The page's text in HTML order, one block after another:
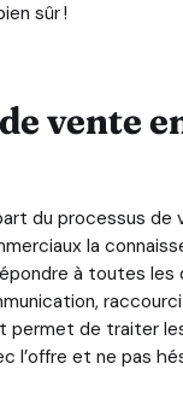
sûr !
vente
du processus
la
à toutes
de traiter
l’offre et ne pas